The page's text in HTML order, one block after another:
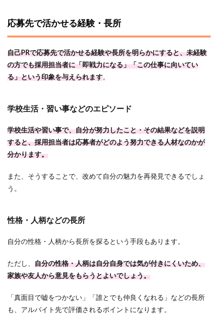
応募先で活かせる経験・長所
自己PRで応募先で活かせる経験や長所を明らかにすると、未経験
の方でも採用担当者に「即戦力になる」「この仕事に向いてい
る」という印象を与えられます。
学校生活・習い事などのエピソード
学校生活や習い事で、自分が努力したこと・その結果などを説明
すると、採用担当者は応募者がどのよう努力できる人材なのかが
分かります。
また、そうすることで、改めて自分の魅力を再発見できるでしょ
う。
性格・人柄などの長所
自分の性格・人柄から長所を探るという手段もあります。
ただし、 自分の性格・人柄は自分自身では気が付きにくいため、
家族や友人から意見をもらうとよいでしょう。
「真面目で嘘をつかない」「誰とでも仲良くなれる」などの長所
も、アルバイト先で評価されるポイントになります。